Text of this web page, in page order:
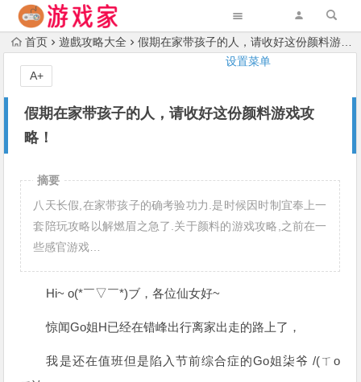
设置菜单
首页 遊戲攻略大全 假期在家带孩子的人，请收好这份颜料游戏攻略！
假期在家带孩子的人，请收好这份颜料游戏攻
略！
A+
摘要
八天长假,在家带孩子的确考验功力.是时候因时制宜奉上一
套陪玩攻略以解燃眉之急了.关于颜料的游戏攻略,之前在一
些感官游戏…
Hi~ o(*￣▽￣*)ブ，各位仙女好~
惊闻Go姐H已经在错峰出行离家出走的路上了，
我是还在值班但是陷入节前综合症的Go姐柒爷 /(ㄒo